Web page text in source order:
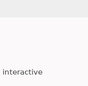
interactive